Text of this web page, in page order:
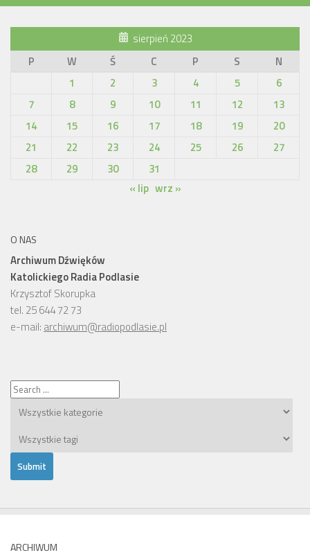
sierpień 2023
P
W Ś C P S
N
1
2 3 4 5
6
7
8 9 10 11 12
13
14
15 16 17 18 19
20
21
22 23 24 25 26
27
28
29 30
31
« lip wrz »
O NAS
Archiwum Dźwięków
Katolickiego Radia Podlasie
Krzysztof Skorupka
tel. 25 644 72 73
e-mail: archiwum@radiopodlasie.pl
ARCHIWUM